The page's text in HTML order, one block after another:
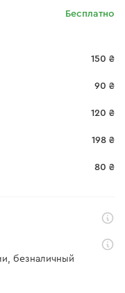
Бесплатно
150 ₴
90 ₴
120 ₴
198 ₴
80 ₴
безналичный